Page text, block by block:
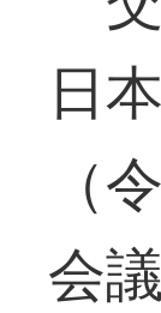
日
（
会